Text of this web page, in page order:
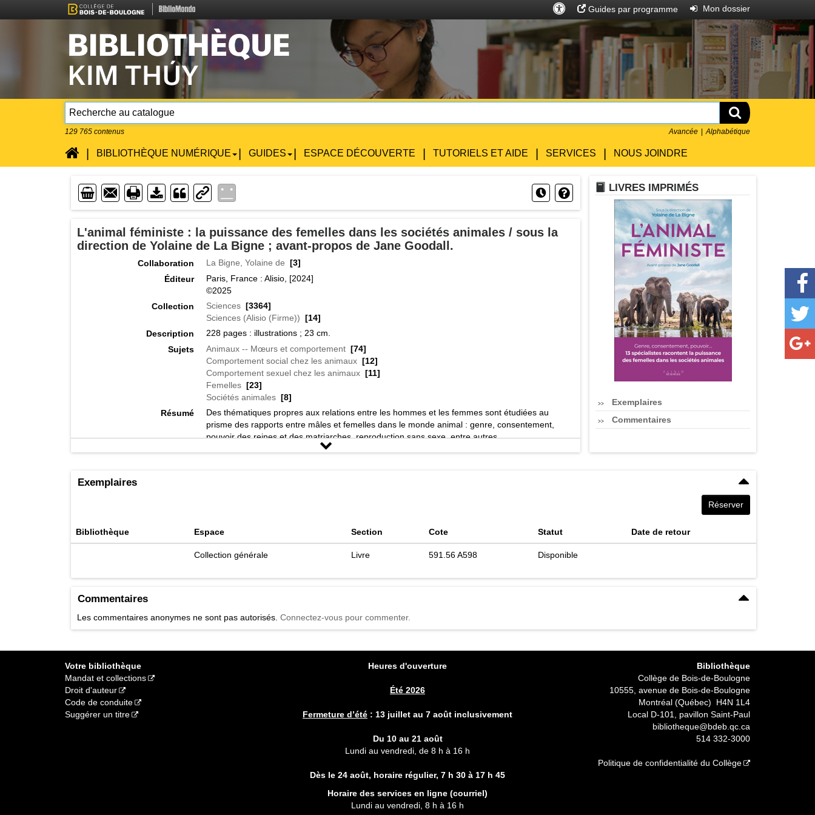
Rechercher
Accès
universel
Guides par programme Entrer
Mon dossier
Rechercher
129 765 contenus Alphabétique
Avancée
Accueil
BIBLIOTHÈQUE NUMÉRIQUE GUIDES ESPACE DÉCOUVERTE TUTORIELS ET AIDE SERVICES NOUS JOINDRE
Enveloppe
Imprimente
Téléchargement
Lien HorlogeQuestion
L'animal féministe : la puissance des femelles dans les sociétés animales / sous la
direction de Yolaine de La Bigne ; avant-propos de Jane Goodall.
Collaboration La Bigne, Yolaine de [3]
Éditeur
Paris, France : Alisio, [2024]
©2025
Collection
Sciences [3364]
Sciences (Alisio (Firme)) [14]
Description
228 pages : illustrations ; 23 cm.
Sujets
Animaux -- Mœurs et comportement [74]
Comportement social chez les animaux [12]
Comportement sexuel chez les animaux [11]
Femelles [23]
Sociétés animales [8]
Résumé
Des thématiques propres aux relations entre les hommes et les femmes sont étudiées au
prisme des rapports entre mâles et femelles dans le monde animal : genre, consentement,
pouvoir des reines et des matriarches, reproduction sans sexe, entre autres.
Genre de support
volume
LIVRE
LIVRES IMPRIMÉS
Exemplaires
Commentaires
Exemplaires
Réserver
Bibliothèque Espace Section Cote Statut Date de retour
Collection générale Livre 591.56 A598 Disponible
Commentaires
Les commentaires anonymes ne sont pas autorisés. Connectez-vous pour commenter.
Votre bibliothèque
Mandat et collections
Droit d'auteur
Code de conduite
Suggérer un titre
Heures d'ouverture
Été 2026
Fermeture d’été : 13 juillet au 7 août inclusivement
Du 10 au 21 août
Lundi au vendredi, de 8 h à 16 h
Dès le 24 août, horaire régulier, 7 h 30 à 17 h 45
Horaire des services en ligne (courriel)
Lundi au vendredi, 8 h à 16 h
Bibliothèque
Collège de Bois-de-Boulogne
10555, avenue de Bois-de-Boulogne
Montréal (Québec) H4N 1L4
Local D-101, pavillon Saint-Paul
bibliotheque@bdeb.qc.ca
514 332-3000
Politique de confidentialité du Collège